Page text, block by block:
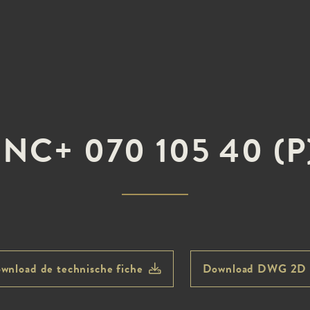
070 105 40
de technische fiche Download DWG 2D